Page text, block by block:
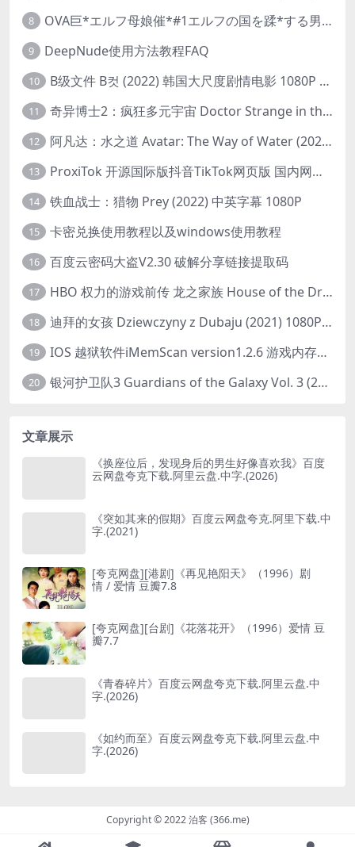
8 OVA巨*エルフ母娘催*#1エルフの国を蹂*する男。汚された女王と姫
9 DeepNude使用方法教程FAQ
10 B级文件 B컷 (2022) 韩国大尺度剧情电影 1080P 中字
11 奇异博士2：疯狂多元宇宙 Doctor Strange in the Multiverse of Madness (2022) 高清版1080p
12 阿凡达：水之道 Avatar: The Way of Water (2022) 1080p 2k 4k 中文字幕
13 ProxiTok 开源国际版抖音TikTok网页版 国内网络直连
14 铁血战士：猎物 Prey (2022) 中英字幕 1080P
15 卡密兑换使用教程以及windows使用教程
16 百度云密码大盗V2.30 破解分享链接提取码
17 HBO 权力的游戏前传 龙之家族 House of the Dragon (2022) 中字 1080P 更新4集
18 迪拜的女孩 Dziewczyny z Dubaju (2021) 1080P 中字
19 IOS 越狱软件iMemScan version1.2.6 游戏内存修改器
20 银河护卫队3 Guardians of the Galaxy Vol. 3 (2023)4K高清资源1080p只分享精品
文章展示
《换座位后，发现身后的男生好像喜欢我》百度
云网盘夸克下载.阿里云盘.中字.(2026)
《突如其来的假期》百度云网盘夸克.阿里下载.中
字.(2021)
[夸克网盘][港剧]《再见艳阳天》（1996）剧
情 / 爱情 豆瓣7.8
[夸克网盘][台剧]《花落花开》（1996）爱情 豆
瓣7.7
《青春碎片》百度云网盘夸克下载.阿里云盘.中
字.(2026)
《如约而至》百度云网盘夸克下载.阿里云盘.中
字.(2026)
Copyright © 2022 泊客 (366.me)